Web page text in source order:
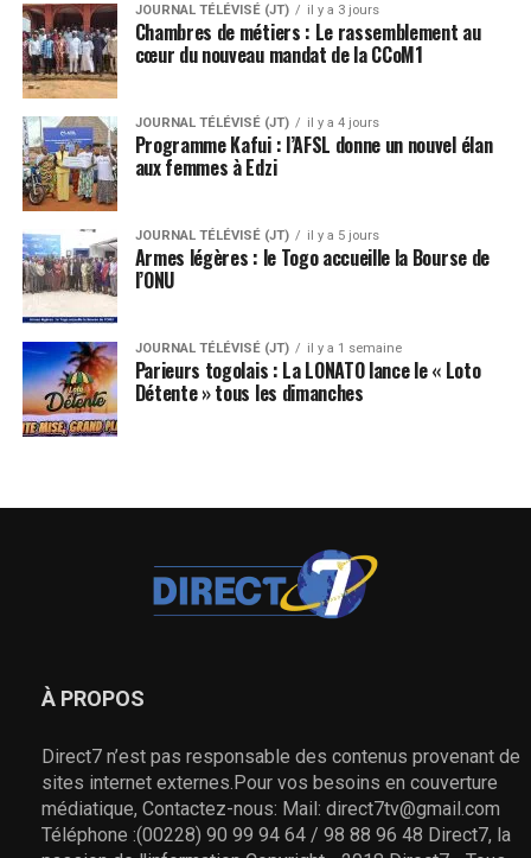
JOURNAL TÉLÉVISÉ (JT) il y a 3 jours
Chambres de métiers : Le rassemblement au
cœur du nouveau mandat de la CCoM1
JOURNAL TÉLÉVISÉ (JT) il y a 4 jours
Programme Kafui : l’AFSL donne un nouvel élan
aux femmes à Edzi
JOURNAL TÉLÉVISÉ (JT) il y a 5 jours
Armes légères : le Togo accueille la Bourse de
l’ONU
JOURNAL TÉLÉVISÉ (JT) il y a 1 semaine
Parieurs togolais : La LONATO lance le « Loto
Détente » tous les dimanches
À PROPOS
Direct7 n’est pas responsable des contenus provenant de
sites internet externes.Pour vos besoins en couverture
médiatique, Contactez-nous: Mail: direct7tv@gmail.com
Téléphone :(00228) 90 99 94 64 / 98 88 96 48 Direct7, la